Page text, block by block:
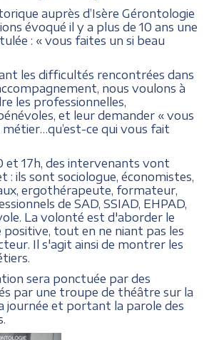
auprès d’Isère Gérontologie
évoqué il y a plus de 10 ans une
: « vous faites un si beau
les difficultés rencontrées dans
nous voulons à
les professionnelles,
et leur demander « vous
ce qui vous fait
et 17h, des intervenants vont
: ils sont sociologue, économistes,
ergothérapeute, formateur,
de SAD, SSIAD, EHPAD,
La volonté est d'aborder le
positive, tout en ne niant pas les
Il s'agit ainsi de montrer les
sera ponctuée par des
par une troupe de théâtre sur la
journée et portant la parole des